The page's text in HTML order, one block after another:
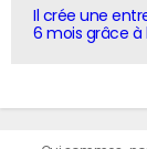
Il crée une
6 mois grâce à